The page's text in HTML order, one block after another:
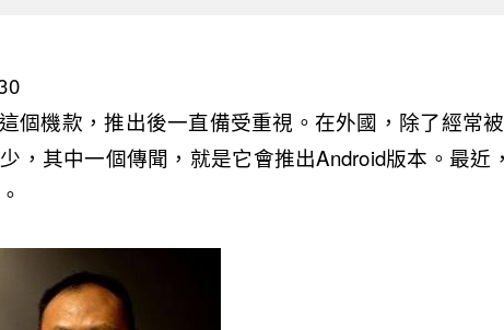
個機款，推出後一直備受重視。在外國，除了經常
，其中一個傳聞，就是它會推出Android版本。最